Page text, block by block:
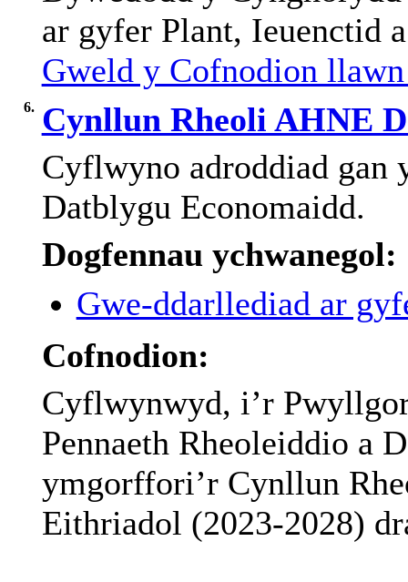
ar gyfer Plant, Ieuenctid
Gweld y Cofnodion
6. Cynllun Rheoli AHNE
Cyflwyno adroddiad gan
Datblygu Economaidd.
Dogfennau ychwanegol:
Gwe-ddarllediad ar
Cofnodion:
Cyflwynwyd, i’r
Pennaeth Rheoleiddio a
ymgorffori’r Cynllun
Eithriadol (2023-2028)